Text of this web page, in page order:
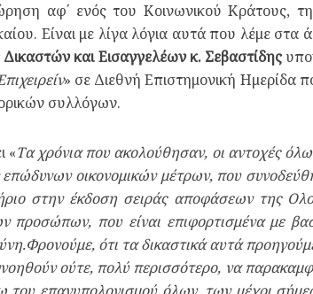
αφ΄ ενός του Κοινωνικού Κράτους,
Είναι με λίγα λόγια αυτά που λέμε στα
και Εισαγγελέων κ. Σεβαστίδης
» σε Διεθνή Επιστημονική
συλλόγων.
«Τα χρόνια που ακολούθησαν, οι αντοχές
οικονομικών μέτρων, που
στην έκδοση σειράς αποφάσεων της
προσώπων, που είναι επιφορτισμένα με
ότι τα δικαστικά αυτά
ούτε, πολύ περισσότερο, να